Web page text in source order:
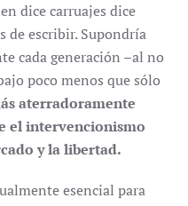
dice carruajes dice
de escribir. Supondría
cada generación –al no
poco menos que sólo
aterradoramente
el intervencionismo
y la libertad.
esencial para